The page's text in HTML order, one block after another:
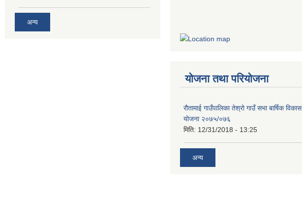
अन्य
योजना तथा परियोजना
रौतामाई गाउँपालिका तेश्रो गाउँ सभा बार्षिक विकास
योजना २०७५/०७६
मिति: 12/31/2018 - 13:25
अन्य